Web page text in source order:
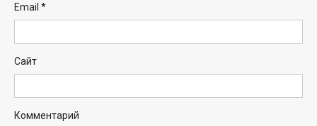
Email *
Сайт
Комментарий